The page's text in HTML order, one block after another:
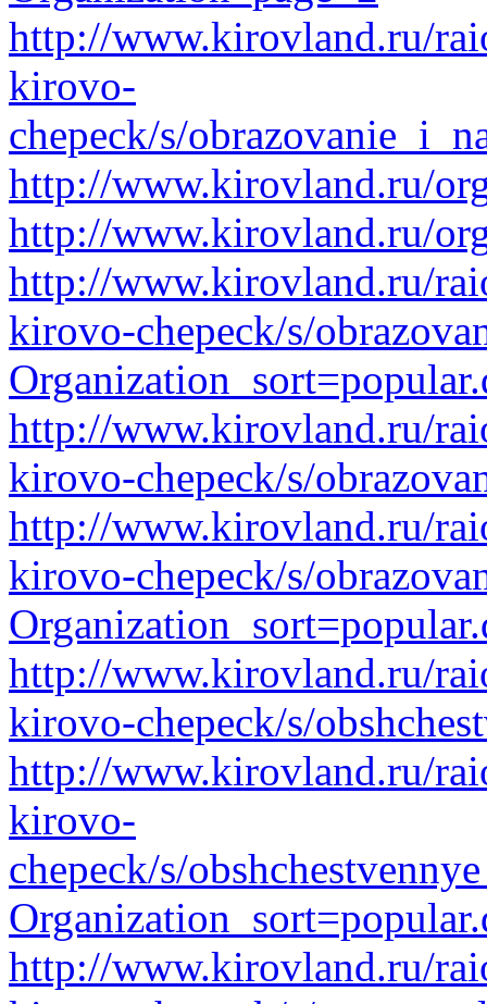
http://www.kirovland.ru/
kirovo-
chepeck/s/
http://www.kirovland.ru/
http://www.kirovland.ru/
http://www.kirovland.ru/
kirovo-chepeck/s/
http://www.kirovland.ru/
kirovo-chepeck/s/
http://www.kirovland.ru/
kirovo-chepeck/s/
http://www.kirovland.ru/
kirovo-chepeck/s/
http://www.kirovland.ru/
kirovo-
chepeck/s/
http://www.kirovland.ru/